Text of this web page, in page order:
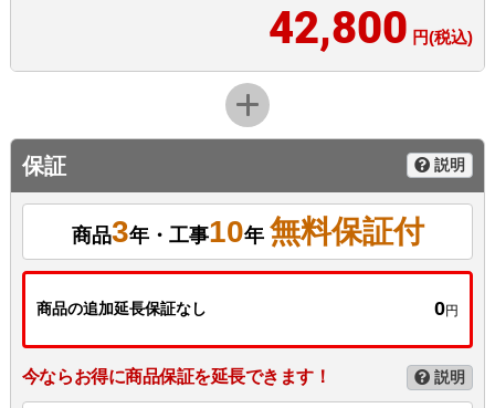
42,800 円(税込)
保証 説明
商品3年・工事10年 無料保証付
商品の追加延長保証なし 0円
今ならお得に商品保証を延長できます！ 説明